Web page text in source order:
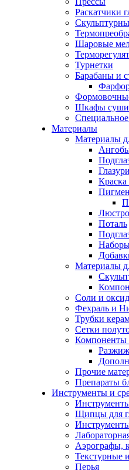
Раскатчики
Шаровые
Турнетки
Барабаны и
Шкафы
Материалы
Материалы
Глазури
Краска
Поталь
Материалы
Соли и
Фехраль и
Трубки
Сетки
Компоненты
Прочие
Препараты
Инструменты и
Щипцы для
Аэрографы,
Текстурные
Перья